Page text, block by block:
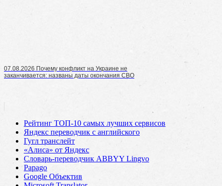
07.08.2026 Почему конфликт на Украине не
заканчивается: названы даты окончания СВО
Рейтинг ТОП-10 самых лучших сервисов
Яндекс переводчик с английского
Гугл транслейт
«Алиса» от Яндекс
Словарь-переводчик ABBYY Lingvo
Papago
Google Объектив